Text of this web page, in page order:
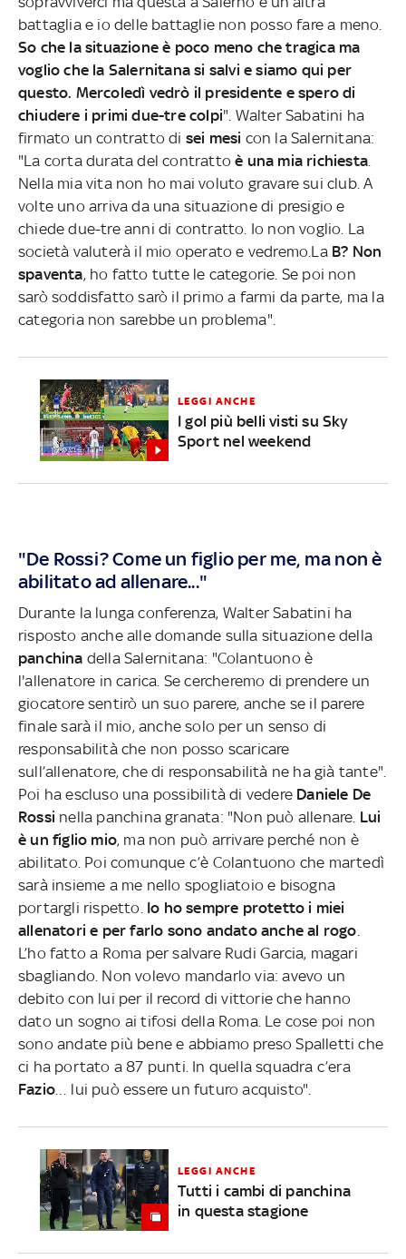
battaglia e io delle battaglie non posso fare a meno.
So che la situazione è poco meno che tragica ma
voglio che la Salernitana si salvi e siamo qui per
questo. Mercoledì vedrò il presidente e spero di
chiudere i primi due-tre colpi". Walter Sabatini ha
firmato un contratto di sei mesi con la Salernitana:
"La corta durata del contrattoè una mia richiesta
Nella mia vita non ho mai voluto gravare sui club. A
volte uno arriva da una situazione di presigio e
chiede due-tre anni di contratto. Io non voglio. La
società valuterà il mio operato e vedremo.LaB? Non
spaventa, ho fatto tutte le categorie. Se poi non
sarò soddisfatto sarò il primo a farmi da parte, ma la
categoria non sarebbe un problema".
LEGGI ANCHE
I gol più belli visti su Sky
Sport nel weekend
"De Rossi? Come un figlio per me, ma non è
abilitato ad allenare..."
Durante la lunga conferenza, Walter Sabatini ha
risposto anche alle domande sulla situazione della
panchina della Salernitana: "Colantuono è
l'allenatore in carica. Se cercheremo di prendere un
giocatore sentirò un suo parere, anche se il parere
finale sarà il mio, anche solo per un senso di
responsabilità che non posso scaricare
sull’allenatore, che di responsabilità ne ha già tante".
Poi ha escluso una possibilità di vedere Daniele De
Rossi nella panchina granata: "Non può allenare. Lui
è un figlio mio, ma non può arrivare perché non è
abilitato. Poi comunque c’è Colantuono che martedì
sarà insieme a me nello spogliatoio e bisogna
portargli rispetto. Io ho sempre protetto i miei
allenatori e per farlo sono andato anche al rogo
L’ho fatto a Roma per salvare Rudi Garcia, magari
sbagliando. Non volevo mandarlo via: avevo un
debito con lui per il record di vittorie che hanno
dato un sogno ai tifosi della Roma. Le cose poi non
sono andate più bene e abbiamo preso Spalletti che
ci ha portato a 87 punti. In quella squadra c’era
Fazio … lui può essere un futuro acquisto".
LEGGI ANCHE
Tutti i cambi di panchina
in questa stagione